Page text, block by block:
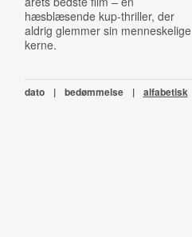
hæsblæsende kup-thriller, der
aldrig glemmer sin menneskelige
kerne.
dato | bedømmelse | alfabetisk